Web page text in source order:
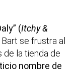
(Itchy &
se frustra al
de la tienda de
nombre de